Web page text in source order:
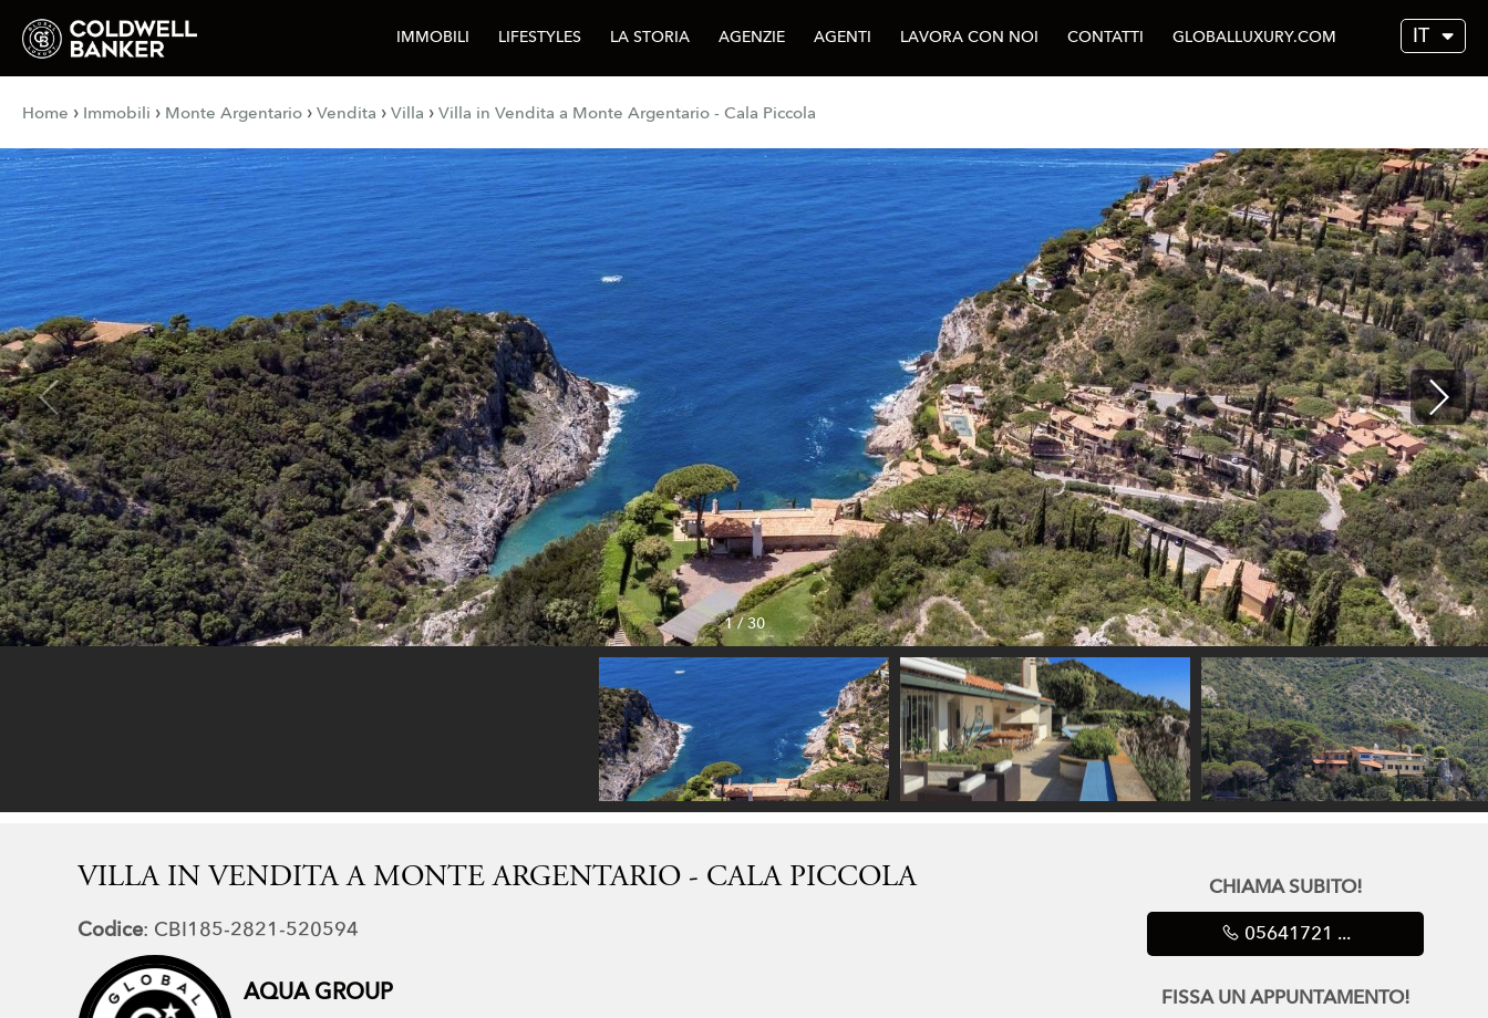
IT
IMMOBILI LIFESTYLES LA STORIA AGENZIE AGENTI LAVORA CON NOI CONTATTI GLOBALLUXURY.COM
Home › Immobili › Monte Argentario › Vendita › Villa › Villa in Vendita a Monte Argentario - Cala Piccola
1/30
VILLA IN VENDITA A MONTE ARGENTARIO - CALA PICCOLA
Codice: CBI185-2821-520594
AQUA GROUP
CHIAMA SUBITO!
05641721 ...
FISSA UN APPUNTAMENTO!